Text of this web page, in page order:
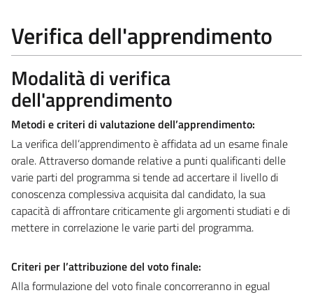
Verifica dell'apprendimento
Modalità di verifica
dell'apprendimento
Metodi e criteri di valutazione dell’apprendimento:
La verifica dell’apprendimento è affidata ad un esame finale
orale. Attraverso domande relative a punti qualificanti delle
varie parti del programma si tende ad accertare il livello di
conoscenza complessiva acquisita dal candidato, la sua
capacità di affrontare criticamente gli argomenti studiati e di
mettere in correlazione le varie parti del programma.
Criteri per l’attribuzione del voto finale:
Alla formulazione del voto finale concorreranno in egual